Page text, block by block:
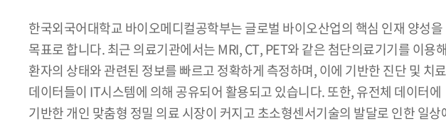
한국외국어대학교 바이오메디컬공학부는 글로벌 바이오산업의 핵심 인재 양성을
목표로 합니다. 최근 의료기관에서는 MRI, CT, PET와 같은 첨단의료기기를 이용해
환자의 상태와 관련된 정보를 빠르고 정확하게 측정하며, 이에 기반한 진단 및 치료
데이터들이 IT시스템에 의해 공유되어 활용되고 있습니다. 또한, 유전체 데이터에
기반한 개인 맞춤형 정밀 의료 시장이 커지고 초소형센서기술의 발달로 인한 일상